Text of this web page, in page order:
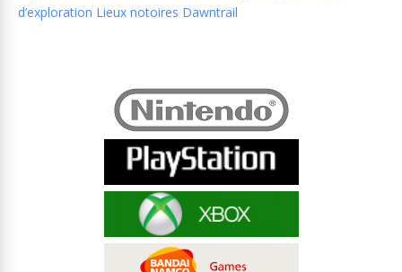
d’exploration Lieux notoires Dawntrail